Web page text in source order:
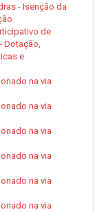
- Isenção da
de
Dotação,
e
na via
na via
na via
na via
na via
na via